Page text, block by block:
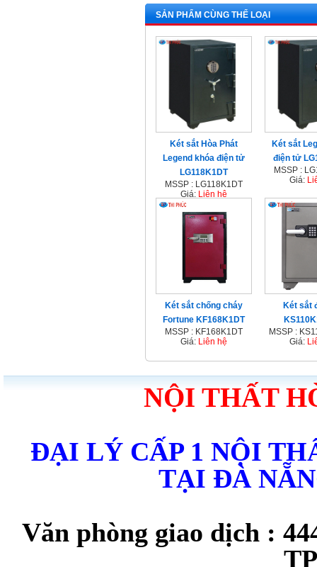
SẢN PHẨM CÙNG THỂ LOẠI
Két sắt Hòa Phát
Legend khóa điện tử
LG118K1DT
MSSP : LG118K1DT
Giá: Liên hệ
Két sắt
điện tử
MSSP :
Giá:
Két sắt chống cháy
Fortune KF168K1DT
MSSP : KF168K1DT
Giá: Liên hệ
Két sắt
MSSP :
Giá:
NỘI THẤT
ĐẠI LÝ CẤP 1 NỘI
TẠI ĐÀ
Văn phòng giao dịch :